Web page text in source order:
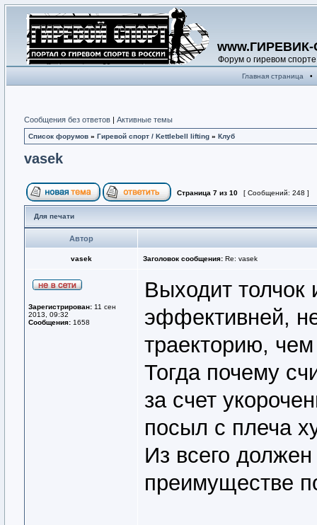
Форум о гиревом спорте
Главная страница •
Сообщения без ответов | Активные темы
Список форумов » Гиревой спорт / Kettlebell lifting » Клуб
vasek
Страница 7 из 10 [ Сообщений: 248 ]
Для печати
Автор
vasek Заголовок сообщения: Re: vasek
Зарегистрирован: 11 сен
2013, 09:32
Сообщения: 1658
Выходит толчок
эффективней,
траекторию,
Тогда почему
за счет
посыл с плеча
Из всего
преимуществе